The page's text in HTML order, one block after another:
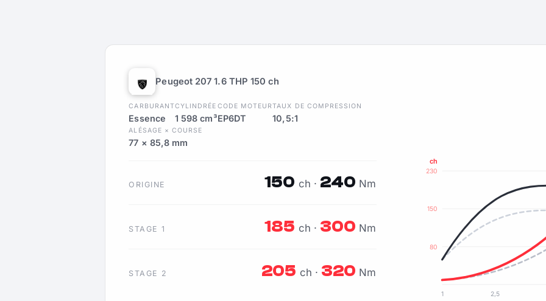
Peugeot 207 1.6 THP 150 ch
CARBURANT
Essence
CYLINDRÉE
1 598 cm³
CODE MOTEUR
EP6DT
TAUX DE COMPRESSION
10,5:1
ALÉSAGE × COURSE
77 × 85,8 mm
ORIGINE 150 ch · 240 Nm
STAGE 1 185 ch · 300 Nm
STAGE 2 205 ch · 320 Nm
80
150
230
ch
1 2,5